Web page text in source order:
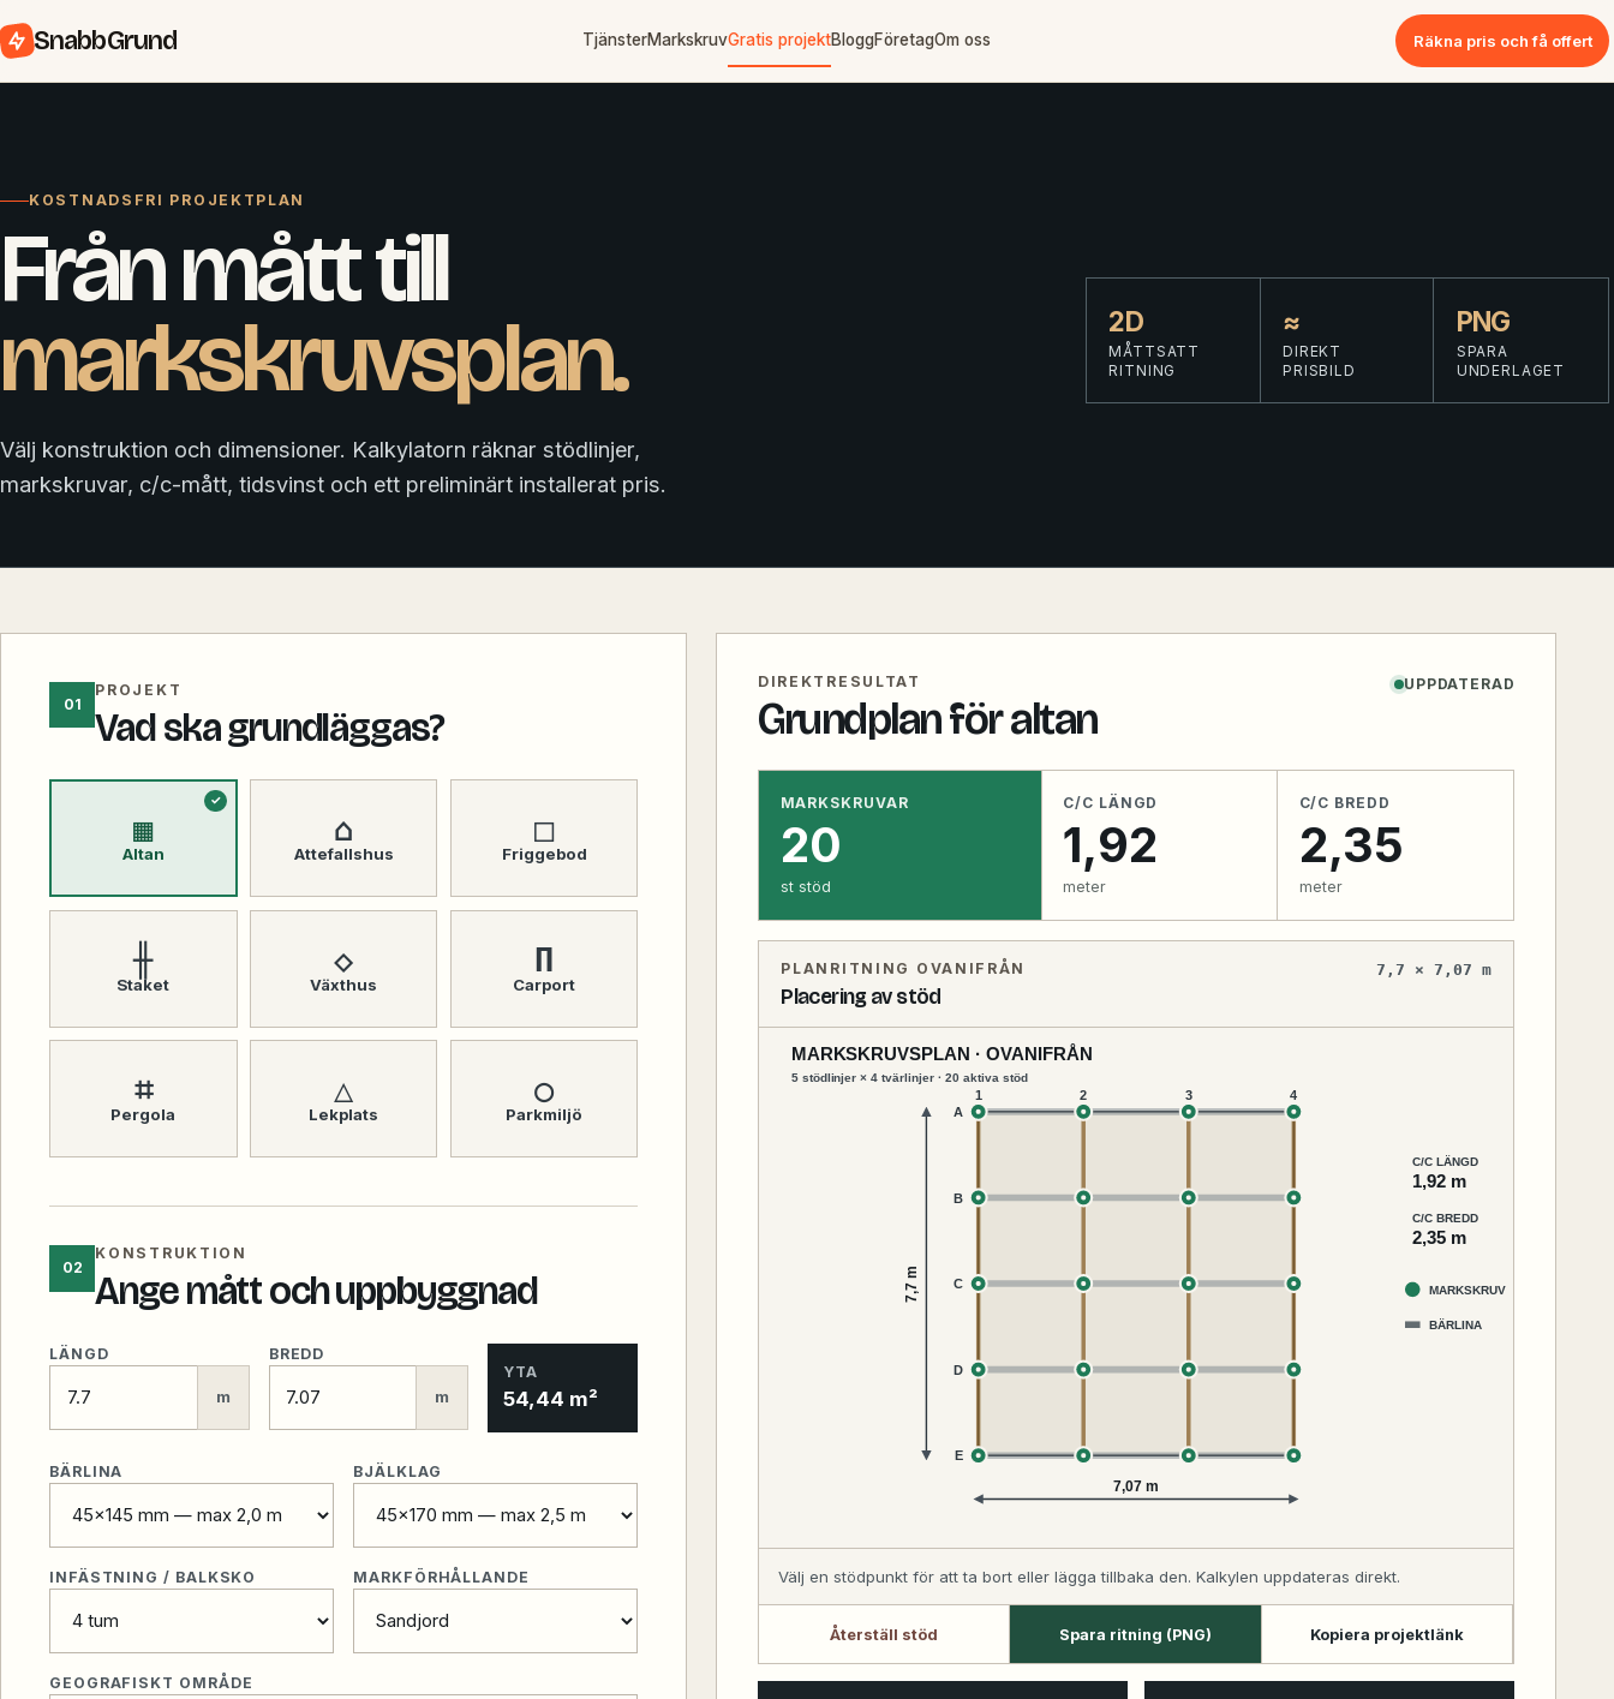
SnabbGrund TjänsterMarkskruvGratis projektBloggFöretagOm oss Räkna pris och få offert
KOSTNADSFRI PROJEKTPLAN
Från mått till
markskruvsplan.
Välj konstruktion och dimensioner. Kalkylatorn räknar stödlinjer,
markskruvar, c/c-mått, tidsvinst och ett preliminärt installerat pris.
2D
MÅTTSATT
RITNING
≈
DIREKT
PRISBILD
PNG
SPARA
UNDERLAGET
01
PROJEKT
Vad ska grundläggas?
▦
Altan
⌂
Attefallshus
□
Friggebod
╫
Staket
◇
Växthus
Π
Carport
⌗
Pergola
△
Lekplats
○
Parkmiljö
02
KONSTRUKTION
Ange mått och uppbyggnad
LÄNGD
m
BREDD
m
YTA
54,44 m²
BÄRLINA BJÄLKLAG
INFÄSTNING / BALKSKO MARKFÖRHÅLLANDE
GEOGRAFISKT OMRÅDE
DIREKTRESULTAT
Grundplan för altan
UPPDATERAD
MARKSKRUVAR
20
st stöd
C/C LÄNGD
1,92
meter
C/C BREDD
2,35
meter
PLANRITNING OVANIFRÅN
Placering av stöd
7,7 × 7,07 m
MARKSKRUVSPLAN · OVANIFRÅN
5 stödlinjer × 4 tvärlinjer · 20 aktiva stöd
A
B
C
D
E
1 2 3 4
7,07 m
7,7 m
C/C LÄNGD
1,92 m
C/C BREDD
2,35 m
MARKSKRUV
BÄRLINA
Välj en stödpunkt för att ta bort eller lägga tillbaka den. Kalkylen uppdateras direkt.
Återställ stöd Spara ritning (PNG) Kopiera projektlänk